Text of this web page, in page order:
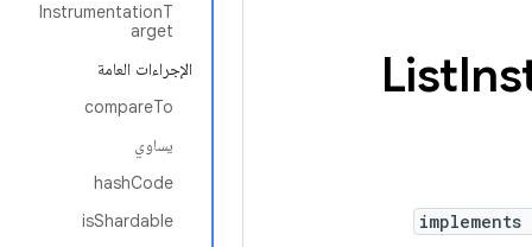
InstrumentationT
arget
الإجراءات العامة
compareTo
يساوي
hashCode
isShardable
List
implements